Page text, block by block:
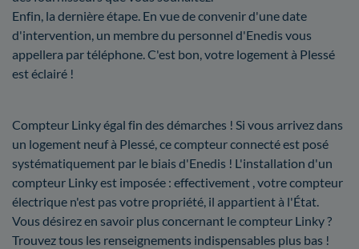
Enfin, la dernière étape. En vue de convenir d'une date
d'intervention, un membre du personnel d'Enedis vous
appellera par téléphone. C'est bon, votre logement à Plessé
est éclairé !
Compteur Linky égal fin des démarches ! Si vous arrivez dans
un logement neuf à Plessé, ce compteur connecté est posé
systématiquement par le biais d'Enedis ! L'installation d'un
compteur Linky est imposée : effectivement , votre compteur
électrique n'est pas votre propriété, il appartient à l'État.
Vous désirez en savoir plus concernant le compteur Linky ?
Trouvez tous les renseignements indispensables plus bas !